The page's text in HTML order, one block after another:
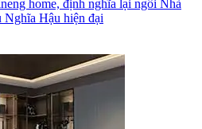
home, định nghĩa lại ngôi Nhà
Nghĩa Hậu hiện đại